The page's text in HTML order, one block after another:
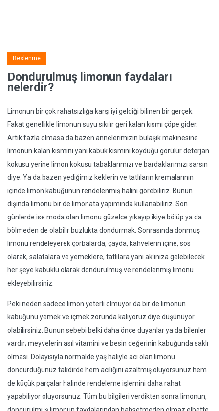
Beslenme
Dondurulmuş limonun faydaları
nelerdir?
Limonun bir çok rahatsızlığa karşı iyi geldiği bilinen bir gerçek.
Fakat genellikle limonun suyu sıkılır geri kalan kısmı çöpe gider.
Artık fazla olmasa da bazen annelerimizin bulaşık makinesine
limonun kalan kısmını yani kabuk kısmını koyduğu görülür deterjan
kokusu yerine limon kokusu tabaklarımızı ve bardaklarımızı sarsın
diye. Ya da bazen yediğimiz keklerin ve tatlıların kremalarının
içinde limon kabuğunun rendelenmiş halini görebiliriz. Bunun
dışında limonu bir de limonata yapımında kullanabiliriz. Son
günlerde ise moda olan limonu güzelce yıkayıp ikiye bölüp ya da
bölmeden de olabilir buzlukta dondurmak. Sonrasında donmuş
limonu rendeleyerek çorbalarda, çayda, kahvelerin içine, sos
olarak, salatalara ve yemeklere, tatlılara yani aklınıza gelebilecek
her şeye kabuklu olarak dondurulmuş ve rendelenmiş limonu
ekleyebilirsiniz.
Peki neden sadece limon yeterli olmuyor da bir de limonun
kabuğunu yemek ve içmek zorunda kalıyoruz diye düşünüyor
olabilirsiniz. Bunun sebebi belki daha önce duyanlar ya da bilenler
vardır; meyvelerin asıl vitamini ve besin değerinin kabuğunda saklı
olması. Dolayısıyla normalde yaş haliyle acı olan limonu
dondurduğunuz takdirde hem acılığını azaltmış oluyorsunuz hem
de küçük parçalar halinde rendeleme işlemini daha rahat
yapabiliyor oluyorsunuz. Tüm bu bilgileri verdikten sonra limonun,